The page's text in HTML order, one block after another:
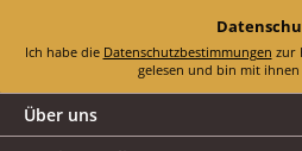
Ich habe die Datenschutzbestimmungen zur
gelesen und bin mit
Über uns